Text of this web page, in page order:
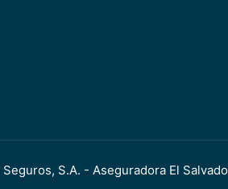
S.A. - Aseguradora El